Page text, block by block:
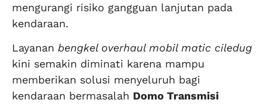
mengurangi risiko gangguan lanjutan pada
kendaraan.
Layanan bengkel overhaul mobil matic ciledug
kini semakin diminati karena mampu
memberikan solusi menyeluruh bagi
kendaraan bermasalah Domo Transmisi